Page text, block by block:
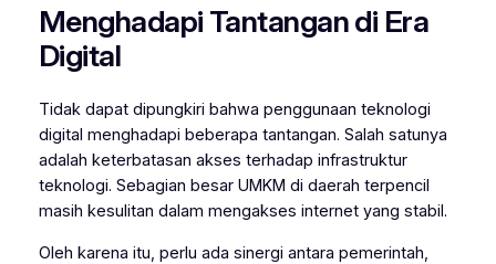
Menghadapi Tantangan di Era
Digital
Tidak dapat dipungkiri bahwa penggunaan teknologi
digital menghadapi beberapa tantangan. Salah satunya
adalah keterbatasan akses terhadap infrastruktur
teknologi. Sebagian besar UMKM di daerah terpencil
masih kesulitan dalam mengakses internet yang stabil.
Oleh karena itu, perlu ada sinergi antara pemerintah,